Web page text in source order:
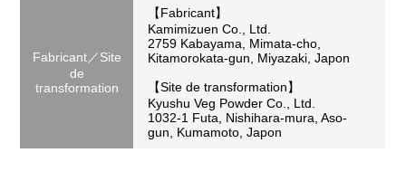
Fabricant／Site
de
transformation
【Fabricant】
Kamimizuen Co., Ltd.
2759 Kabayama, Mimata-cho,
Kitamorokata-gun, Miyazaki, Japon
【Site de transformation】
Kyushu Veg Powder Co., Ltd.
1032-1 Futa, Nishihara-mura, Aso-
gun, Kumamoto, Japon